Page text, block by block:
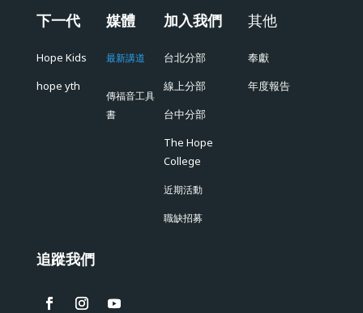
下一代
Hope Kids
hope yth
媒體
最新講道
傳福音工具
書
加入我們
台北分部
線上分部
台中分部
The Hope
College
近期活動
職缺招募
其他
奉獻
年度報告
追蹤我們